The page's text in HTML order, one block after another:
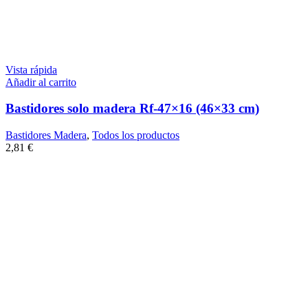
Vista rápida
Añadir al carrito
Bastidores solo madera Rf-47×16 (46×33 cm)
Bastidores Madera, Todos los productos
2,81 €